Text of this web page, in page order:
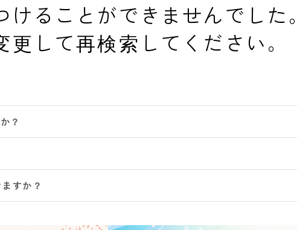
けることができませんでした。
更して再検索してください。
？
すか？